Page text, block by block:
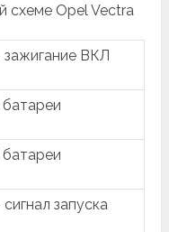
схеме Opel Vectra
ВКЛ
батареи
запуска